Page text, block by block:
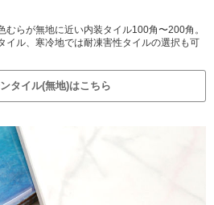
むらが無地に近い内装タイル100角〜200角。
イル、寒冷地では耐凍害性タイルの選択も可
タイル(無地)はこちら